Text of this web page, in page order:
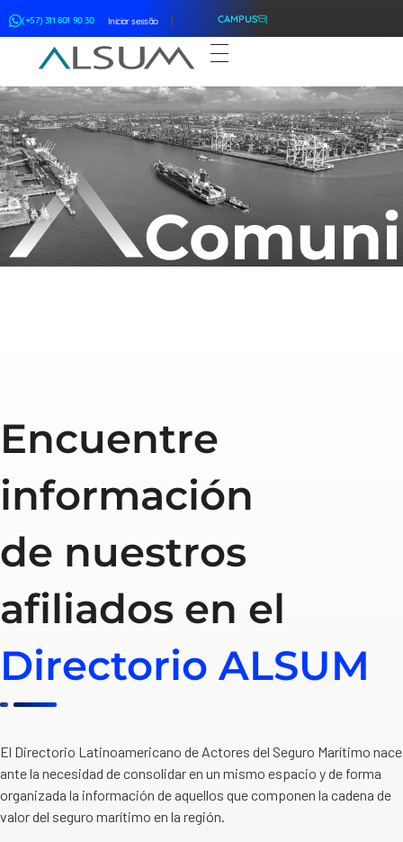
(+57) 311 801 90 30 Iniciar sessão CAMPUS
ALSUM
Encuentre
información
de nuestros
afiliados en el
Directorio ALSUM
El Directorio Latinoamericano de Actores del Seguro Marítimo nace
ante la necesidad de consolidar en un mismo espacio y de forma
organizada la información de aquellos que componen la cadena de
valor del seguro marítimo en la región.